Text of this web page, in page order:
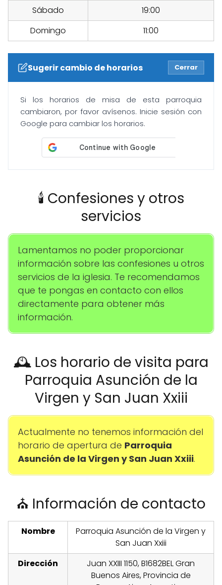
Sábado
19:00
Domingo
11:00
Sugerir cambio de horarios Cerrar
Si los horarios de misa de esta parroquia
cambiaron, por favor avísenos. Inicie sesión con
Google para cambiar los horarios.
🕯️ Confesiones y otros
servicios
Lamentamos no poder proporcionar
información sobre las confesiones u otros
servicios de la iglesia. Te recomendamos
que te pongas en contacto con ellos
directamente para obtener más
información.
🕰️ Los horario de visita para
Parroquia Asunción de la
Virgen y San Juan Xxiii
Actualmente no tenemos información del
horario de apertura de Parroquia
Asunción de la Virgen y San Juan Xxiii.
⛪ Información de contacto
Nombre
Parroquia Asunción de la Virgen y
San Juan Xxiii
Dirección
Juan XXIII 1150, B1682BEL Gran
Buenos Aires, Provincia de